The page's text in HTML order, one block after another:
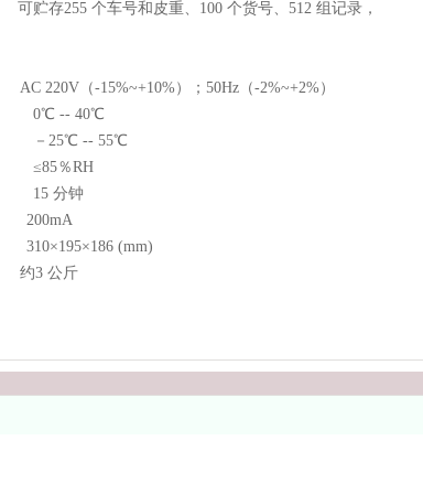
可贮存255 个车号和皮重、 100 个货号、 512 组记录，
AC 220V （-15%~+10%）； 50Hz （-2%~+2%）
0℃ -- 40℃
－ 25℃ -- 55℃
≤85％RH
15 分钟
200mA
310×195×186 (mm)
约3 公斤